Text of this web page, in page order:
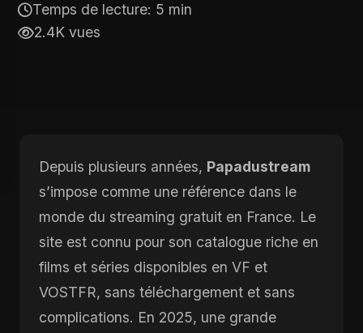
Temps de lecture: 5 min
2.4K vues
Depuis plusieurs années, Papadustream
s’impose comme une référence dans le
monde du streaming gratuit en France. Le
site est connu pour son catalogue riche en
films et séries disponibles en VF et
VOSTFR, sans téléchargement et sans
complications. En 2025, une grande